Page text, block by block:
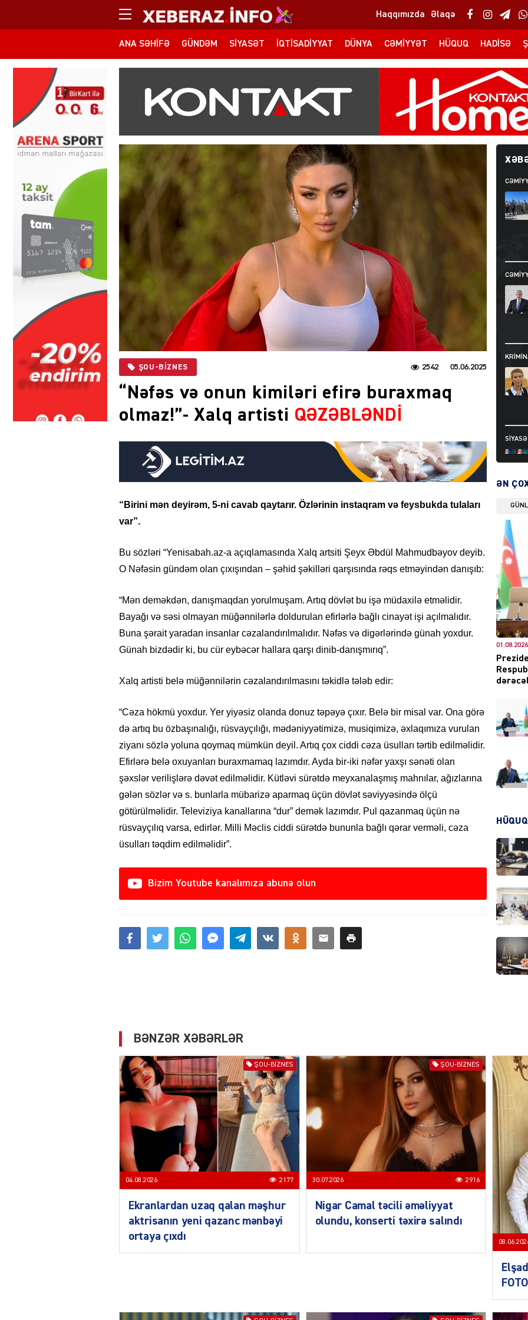
Haqqımızda Əlaqə
ANA SƏHIFƏ GÜNDƏM SIYASƏT İQTISADIYYAT DÜNYA CƏMIYYƏT HÜQUQ HADISƏ
ŞOU-BIZNES 05.06.2025
2542
“Nəfəs və onun kimiləri efirə buraxmaq
olmaz!”- Xalq artisti QƏZƏBLƏNDİ
“Birini mən deyirəm, 5-ni cavab qaytarır. Özlərinin instaqram və feysbukda tulaları
var”.
Bu sözləri “Yenisabah.az-a açıqlamasında Xalq artsiti Şeyx Əbdül Mahmudbəyov deyib.
O Nəfəsin gündəm olan çıxışından – şəhid şəkilləri qarşısında rəqs etməyindən danışıb:
“Mən deməkdən, danışmaqdan yorulmuşam. Artıq dövlət bu işə müdaxilə etməlidir.
Bayağı və səsi olmayan müğənnilərlə doldurulan efirlərlə bağlı cinayət işi açılmalıdır.
Buna şərait yaradan insanlar cəzalandırılmalıdır. Nəfəs və digərlərində günah yoxdur.
Günah bizdədir ki, bu cür eybəcər hallara qarşı dinib-danışmırıq”.
Xalq artisti belə müğənnilərin cəzalandırılmasını təkidlə tələb edir:
“Cəza hökmü yoxdur. Yer yiyəsiz olanda donuz təpəyə çıxır. Belə bir misal var. Ona görə
də artıq bu özbaşınalığı, rüsvayçılığı, mədəniyyətimizə, musiqimizə, əxlaqımıza vurulan
ziyanı sözlə yoluna qoymaq mümkün deyil. Artıq çox ciddi cəza üsulları tərtib edilməlidir.
Efirlərə belə oxuyanları buraxmamaq lazımdır. Ayda bir-iki nəfər yaxşı sənəti olan
şəxslər verilişlərə dəvət edilməlidir. Kütləvi sürətdə meyxanalaşmış mahnılar, ağızlarına
gələn sözlər və s. bunlarla mübarizə aparmaq üçün dövlət səviyyəsində ölçü
götürülməlidir. Televiziya kanallarına “dur” demək lazımdır. Pul qazanmaq üçün nə
rüsvayçılıq varsa, edirlər. Milli Məclis ciddi sürətdə bununla bağlı qərar verməli, cəza
üsulları təqdim edilməlidir”.
Bizim Youtube kanalımıza abunə olun
DÜNYA
DÜNYA
DÜNYA
SOSIAL
ƏN
01.08.2026
HÜQUQ
BƏNZƏR XƏBƏRLƏR
ŞOU-BIZNES
04.08.2026 2177
Ekranlardan uzaq qalan məşhur
aktrisanın yeni qazanc mənbəyi
ortaya çıxdı
ŞOU-BIZNES
30.07.2026 2916
Nigar Camal təcili əməliyyat
olundu, konserti təxirə salındı
FOTO